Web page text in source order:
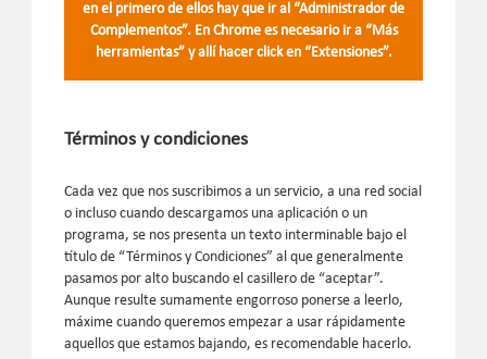
en el primero de ellos hay que ir al “Administrador de
Complementos”. En Chrome es necesario ir a “Más
herramientas” y allí hacer click en “Extensiones”.
Términos y condiciones
Cada vez que nos suscribimos a un servicio, a una red social
o incluso cuando descargamos una aplicación o un
programa, se nos presenta un texto interminable bajo el
título de “Términos y Condiciones” al que generalmente
pasamos por alto buscando el casillero de “aceptar”.
Aunque resulte sumamente engorroso ponerse a leerlo,
máxime cuando queremos empezar a usar rápidamente
aquellos que estamos bajando, es recomendable hacerlo.